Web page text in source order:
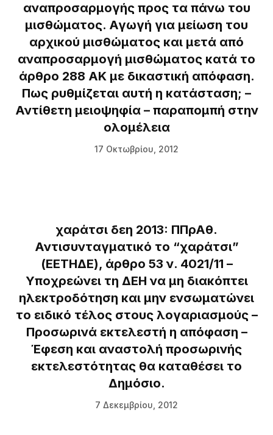
αναπροσαρμογής προς τα πάνω του
μισθώματος. Αγωγή για μείωση του
αρχικού μισθώματος και μετά από
αναπροσαρμογή μισθώματος κατά το
άρθρο 288 ΑΚ με δικαστική απόφαση.
Πως ρυθμίζεται αυτή η κατάσταση; –
Αντίθετη μειοψηφία – παραπομπή στην
ολομέλεια
17 Οκτωβρίου, 2012
χαράτσι δεη 2013: ΠΠρΑθ.
Αντισυνταγματικό το “χαράτσι”
(ΕΕΤΗΔΕ), άρθρο 53 ν. 4021/11 –
Υποχρεώνει τη ΔΕΗ να μη διακόπτει
ηλεκτροδότηση και μην ενσωματώνει
το ειδικό τέλος στους λογαριασμούς –
Προσωρινά εκτελεστή η απόφαση –
Έφεση και αναστολή προσωρινής
εκτελεστότητας θα καταθέσει το
Δημόσιο.
7 Δεκεμβρίου, 2012